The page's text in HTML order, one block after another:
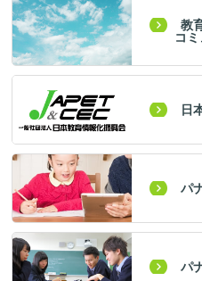
教
コミ
日
パ
パ